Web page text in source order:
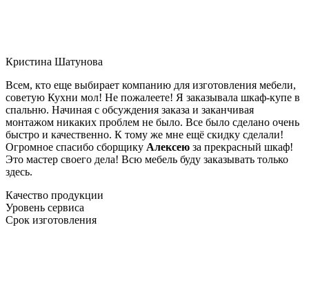
Кристина Шатунова
Всем, кто еще выбирает компанию для изготовления мебели,
советую Кухни мол! Не пожалеете! Я заказывала шкаф-купе в
спальню. Начиная с обсуждения заказа и заканчивая
монтажом никаких проблем не было. Все было сделано очень
быстро и качественно. К тому же мне ещё скидку сделали!
Огромное спасибо сборщику Алексею за прекрасный шкаф!
Это мастер своего дела! Всю мебель буду заказывать только
здесь.
Качество продукции
Уровень сервиса
Срок изготовления